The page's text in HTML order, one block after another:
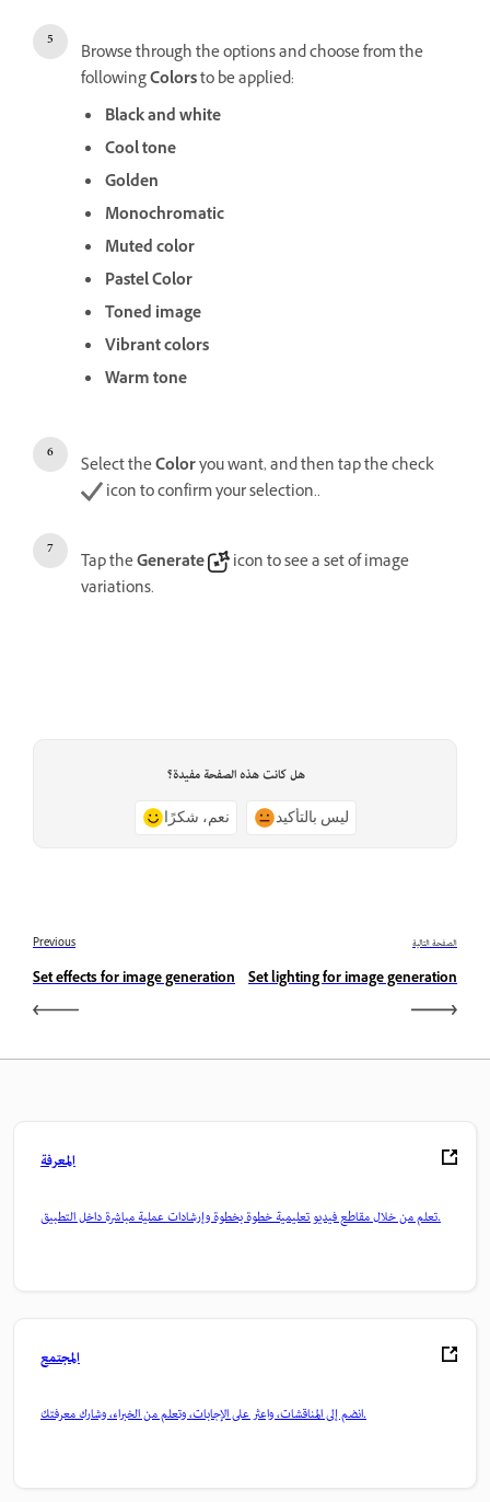
Browse through the options and choose from the
followingColorsto be applied:
Black and white
Cool tone
Golden
Monochromatic
Muted color
Pastel Color
Toned image
Vibrant colors
Warm tone
Select theColoryou want, and then tap the check
icon to confirm your selection..
Tap theGenerate
icon to see a set of image
variations.
هل كانت هذه الصفحة مفيدة؟
نعم، شكرًا ليس بالتأكيد
Previous
Set effects for image generation
الصفحة التالية
Set lighting for image generation
المعرفة
تعلم من خلال مقاطع فيديو تعليمية خطوة بخطوة وإرشادات عملية مباشرة داخل التطبيق.
المجتمع
انضم إلى المناقشات، واعثر على الإجابات، وتعلم من الخبراء، وشارك معرفتك.